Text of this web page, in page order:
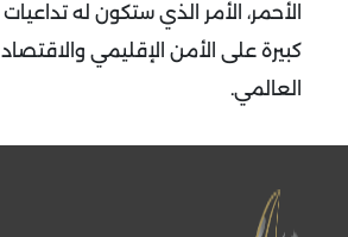
الأحمر، الأمر الذي ستكون له تداعيات
كبيرة على الأمن الإقليمي والاقتصاد
العالمي.